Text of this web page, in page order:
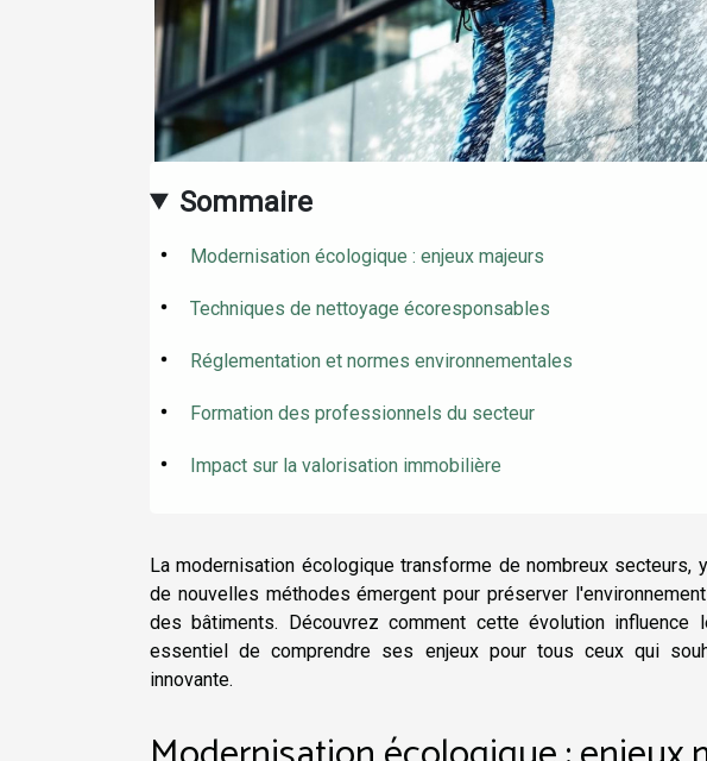
Sommaire
Modernisation écologique : enjeux majeurs
Techniques de nettoyage écoresponsables
Réglementation et normes environnementales
Formation des professionnels du secteur
Impact sur la valorisation immobilière
La modernisation écologique transforme de nombreux secteurs,
de nouvelles méthodes émergent pour préserver
des bâtiments. Découvrez comment cette évolution
essentiel de comprendre ses enjeux pour tous ceux qui
innovante.